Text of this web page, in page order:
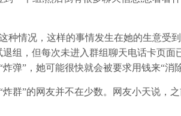
情况，这样的事情发生在她的生意受
组，但每次未进入群组聊天电话卡页面
弹”，她可能很快就会被要求用钱来“消
”的网友并不在少数。网友小天说，之